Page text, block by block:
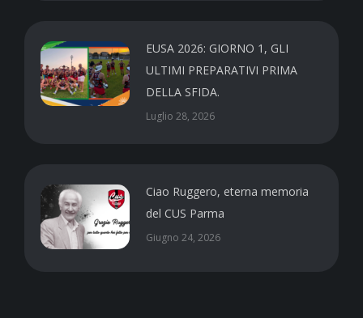
EUSA 2026: GIORNO 1, GLI
ULTIMI PREPARATIVI PRIMA
DELLA SFIDA.
Luglio 28, 2026
Ciao Ruggero, eterna memoria
del CUS Parma
Giugno 24, 2026